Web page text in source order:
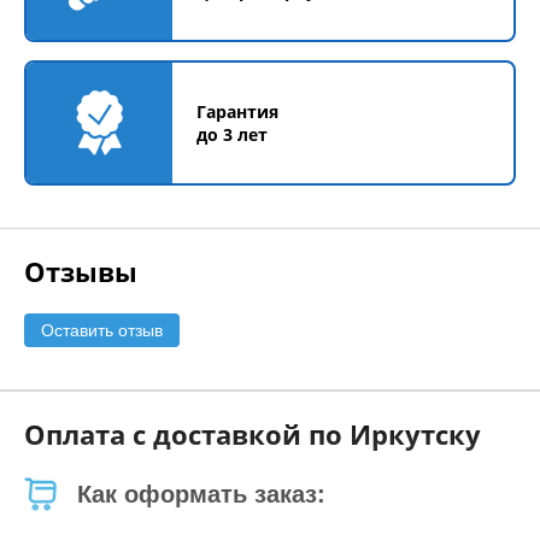
Гарантия
до 3 лет
Отзывы
Оставить отзыв
Оплата с доставкой по Иркутску
Как оформать заказ: